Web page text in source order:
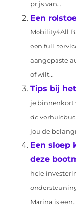
prijs van...
Een
Mobility4All
een full-
aangepaste
of wilt...
Tips bij
je binnenkort
de
jou de
Een sloep
deze
hele
Marina is een...